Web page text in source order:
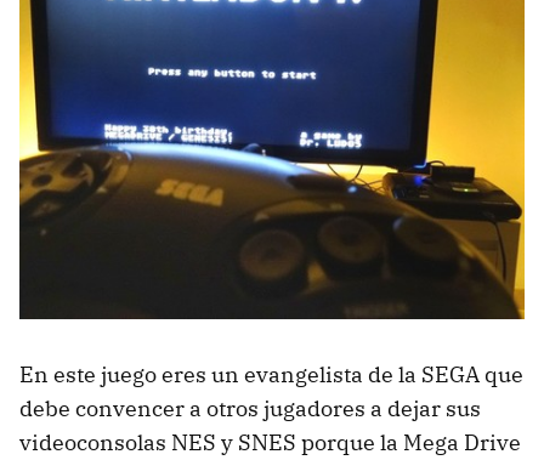
En este juego eres un evangelista de la SEGA que
debe convencer a otros jugadores a dejar sus
videoconsolas NES y SNES porque la Mega Drive